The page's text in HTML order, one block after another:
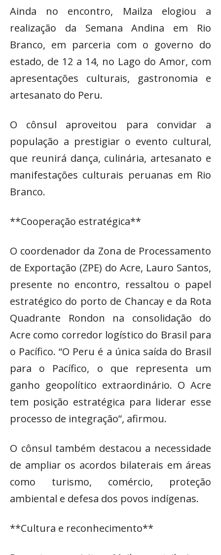
Ainda no encontro, Mailza elogiou a
realização da Semana Andina em Rio
Branco, em parceria com o governo do
estado, de 12 a 14, no Lago do Amor, com
apresentações culturais, gastronomia e
artesanato do Peru.
O cônsul aproveitou para convidar a
população a prestigiar o evento cultural,
que reunirá dança, culinária, artesanato e
manifestações culturais peruanas em Rio
Branco.
**Cooperação estratégica**
O coordenador da Zona de Processamento
de Exportação (ZPE) do Acre, Lauro Santos,
presente no encontro, ressaltou o papel
estratégico do porto de Chancay e da Rota
Quadrante Rondon na consolidação do
Acre como corredor logístico do Brasil para
o Pacífico. “O Peru é a única saída do Brasil
para o Pacífico, o que representa um
ganho geopolítico extraordinário. O Acre
tem posição estratégica para liderar esse
processo de integração”, afirmou.
O cônsul também destacou a necessidade
de ampliar os acordos bilaterais em áreas
como turismo, comércio, proteção
ambiental e defesa dos povos indígenas.
**Cultura e reconhecimento**